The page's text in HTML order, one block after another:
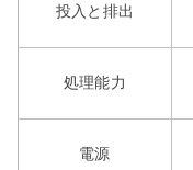
投入と排出
処理能力
電源